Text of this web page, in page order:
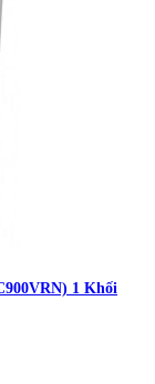
1 Khối